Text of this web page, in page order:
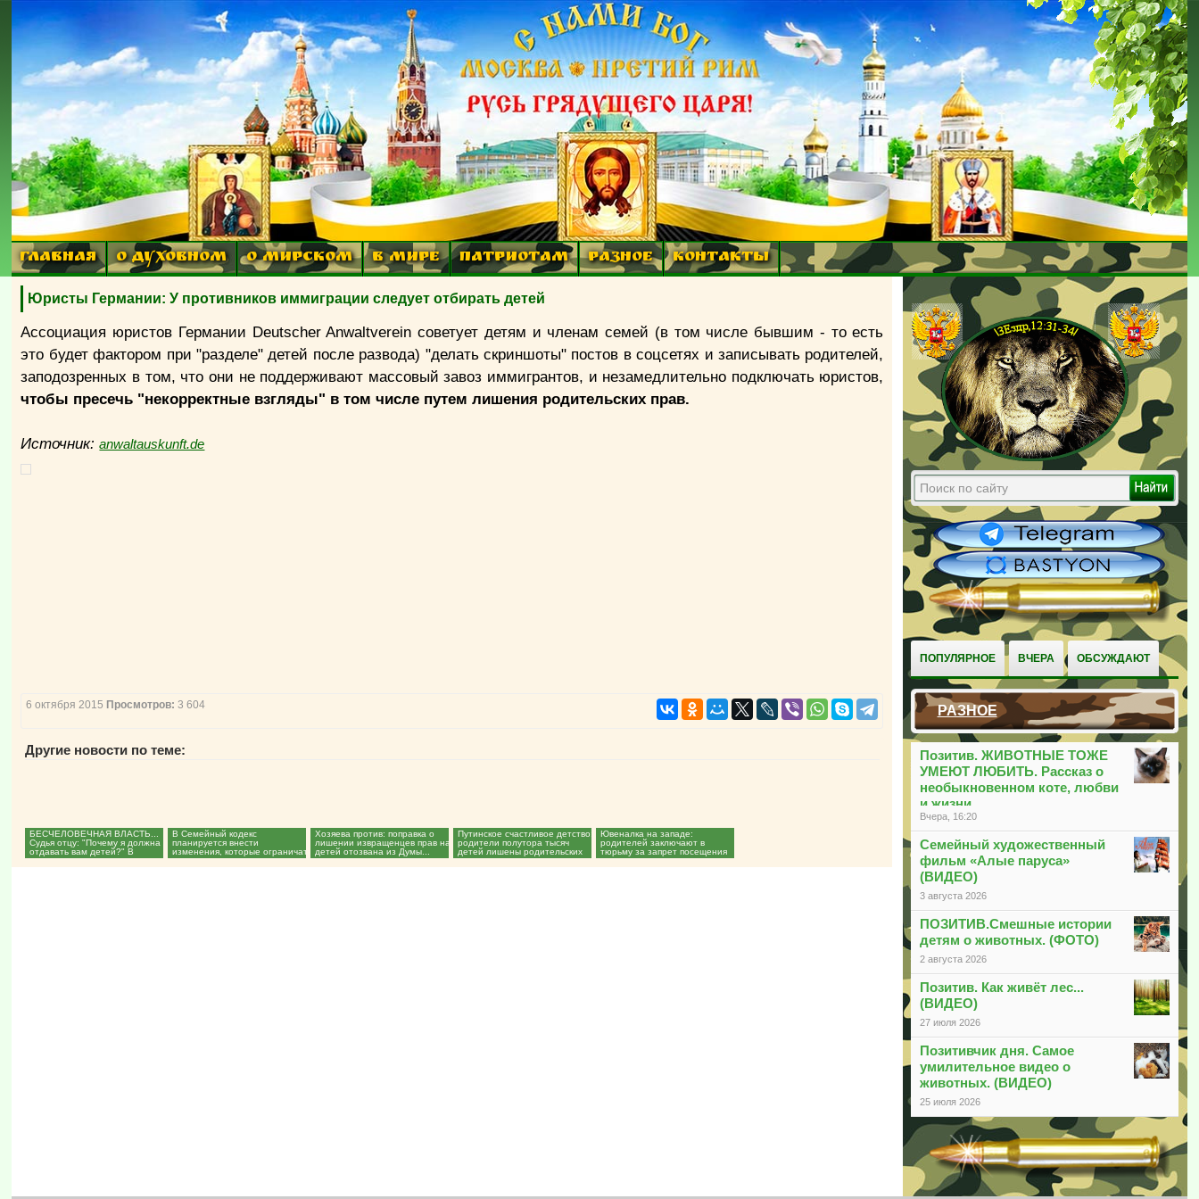
ГЛАВНАЯ О ДУХОВНОМ О МИРСКОМ В МИРЕ ПАТРИОТАМ РАЗНОЕ КОНТАКТЫ
ПОПУЛЯРНОЕ ВЧЕРА ОБСУЖДАЮТ
РАЗНОЕ
Позитив. ЖИВОТНЫЕ ТОЖЕ
УМЕЮТ ЛЮБИТЬ. Рассказ о
необыкновенном коте, любви
и жизни
Вчера, 16:20
Семейный художественный
фильм «Алые паруса»
(ВИДЕО)
3 августа 2026
ПОЗИТИВ.Смешные истории
детям о животных. (ФОТО)
2 августа 2026
Позитив. Как живёт лес...
(ВИДЕО)
27 июля 2026
Позитивчик дня. Самое
умилительное видео о
животных. (ВИДЕО)
25 июля 2026
Юристы Германии: У противников иммиграции следует отбирать детей
Ассоциация юристов Германии Deutscher Anwaltverein советует детям и членам семей (в том числе бывшим - то есть
это будет фактором при "разделе" детей после развода) "делать скриншоты" постов в соцсетях и записывать родителей,
заподозренных в том, что они не поддерживают массовый завоз иммигрантов, и незамедлительно подключать юристов,
чтобы пресечь "некорректные взгляды" в том числе путем лишения родительских прав.
Источник:anwaltauskunft.de
6 октября 2015 Просмотров: 3 604
Другие новости по теме:
БЕСЧЕЛОВЕЧНАЯ ВЛАСТЬ...
Судья отцу: "Почему я должна
отдавать вам детей?" В
приютах государство в...
В Семейный кодекс
планируется внести
изменения, которые ограничат
полномочия органов опеки...
Хозяева против: поправка о
лишении извращенцев прав на
детей отозвана из Думы...
Путинское счастливое детство:
родители полутора тысяч
детей лишены родительских
прав...
Ювеналка на западе:
родителей заключают в
тюрьму за запрет посещения
детьми уроков полового...